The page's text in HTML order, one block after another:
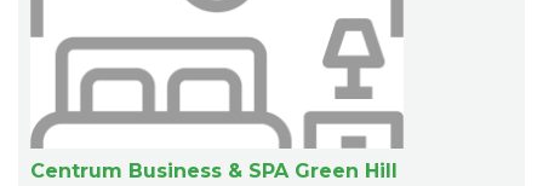
Centrum Business & SPA Green Hill